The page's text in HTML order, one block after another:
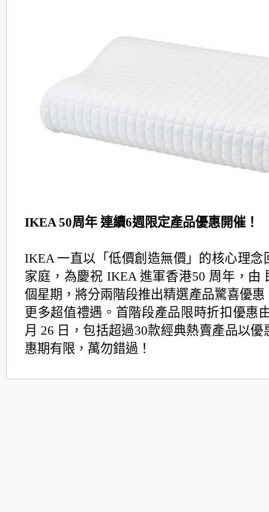
IKEA 50周年 連續6週限定產品優惠開催！
IKEA 一直以「低價創造無價」的核心理念
家庭，為慶祝 IKEA 進軍香港50 周年，由
個星期，將分兩階段推出精選產品驚喜優惠
更多超值禮遇。首階段產品限時折扣優惠
月 26 日，包括超過30款經典熱賣產品以優
惠期有限， 萬勿錯過！